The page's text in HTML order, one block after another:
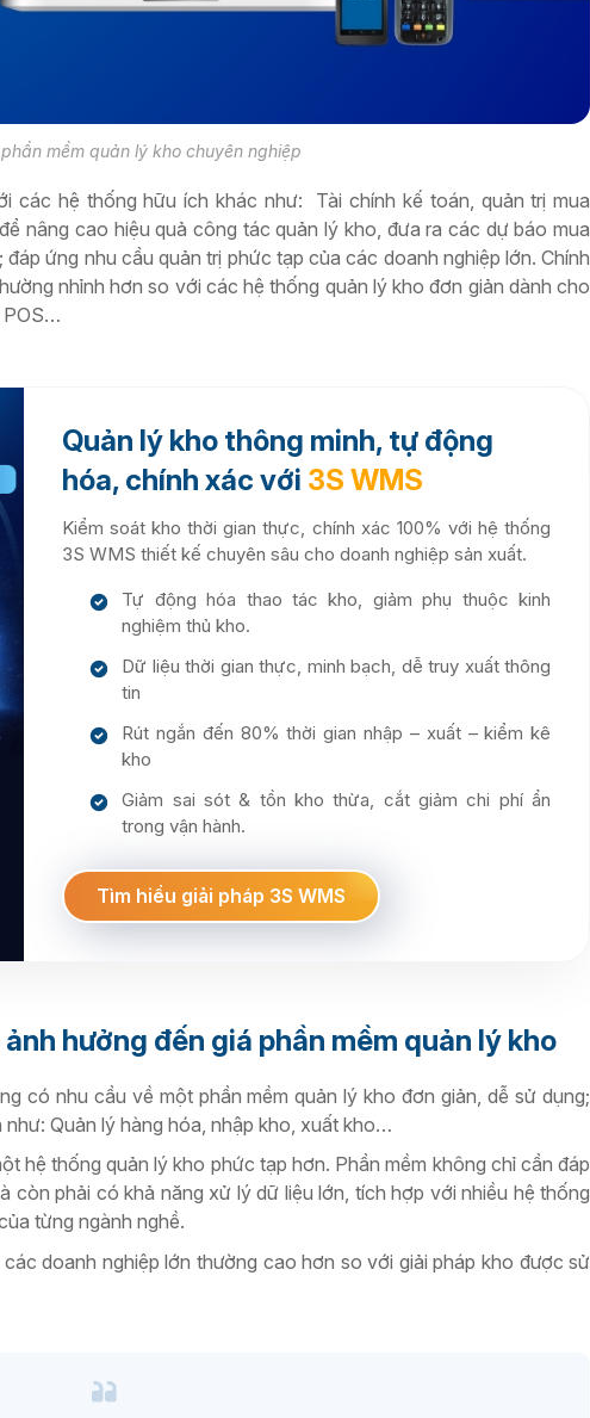
mềm quản lý kho chuyên nghiệp
các hệ thống hữu ích khác như: Tài chính kế toán, quản trị mua
nâng cao hiệu quả công tác quản lý kho, đưa ra các dự báo mua
ứng nhu cầu quản trị phức tạp của các doanh nghiệp lớn. Chính
nhỉnh hơn so với các hệ thống quản lý kho đơn giản dành cho
POS…
Quản lý kho thông minh, tự động
hóa, chính xác với 3S WMS
Kiểm soát kho thời gian thực, chính xác 100% với hệ thống
3S WMS thiết kế chuyên sâu cho doanh nghiệp sản xuất.
Tự động hóa thao tác kho, giảm phụ thuộc kinh
nghiệm thủ kho.
Dữ liệu thời gian thực, minh bạch, dễ truy xuất thông
tin
Rút ngắn đến 80% thời gian nhập – xuất – kiểm kê
kho
Giảm sai sót & tồn kho thừa, cắt giảm chi phí ẩn
trong vận hành.
Tìm hiểu giải pháp 3S WMS
hưởng đến giá phần mềm quản lý kho
có nhu cầu về một phần mềm quản lý kho đơn giản, dễ sử dụng;
Quản lý hàng hóa, nhập kho, xuất kho…
hệ thống quản lý kho phức tạp hơn. Phần mềm không chỉ cần đáp
còn phải có khả năng xử lý dữ liệu lớn, tích hợp với nhiều hệ thống
từng ngành nghề.
doanh nghiệp lớn thường cao hơn so với giải pháp kho được sử